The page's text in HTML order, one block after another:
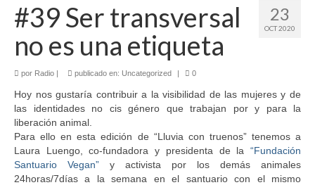
23
OCT 2020
#39 Ser transversal
no es una etiqueta
por Radio | publicado en: Uncategorized | 0
Hoy nos gustaría contribuir a la visibilidad de las mujeres y de
las identidades no cis género que trabajan por y para la
liberación animal.
Para ello en esta edición de “Lluvia con truenos” tenemos a
Laura Luengo, co-fundadora y presidenta de la “Fundación
Santuario Vegan” y activista por los demás animales
24horas/7días a la semana en el santuario con el mismo